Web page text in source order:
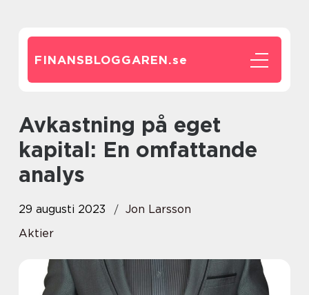
FINANSBLOGGAREN.se
Avkastning på eget
kapital: En omfattande
analys
29 augusti 2023
Jon Larsson
Aktier